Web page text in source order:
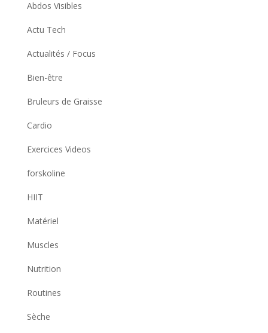
Abdos Visibles
Actu Tech
Actualités / Focus
Bien-être
Bruleurs de Graisse
Cardio
Exercices Videos
forskoline
HIIT
Matériel
Muscles
Nutrition
Routines
Sèche